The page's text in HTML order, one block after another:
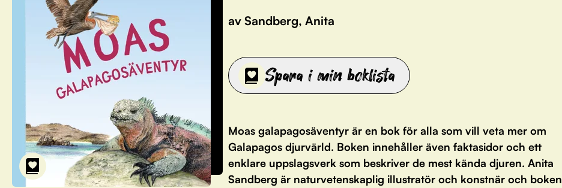
av Sandberg, Anita
Spara i min boklista
Moas galapagosäventyr är en bok för alla som vill veta mer om
Galapagos djurvärld. Boken innehåller även faktasidor och ett
enklare uppslagsverk som beskriver de mest kända djuren. Anita
Sandberg är naturvetenskaplig illustratör och konstnär och boken